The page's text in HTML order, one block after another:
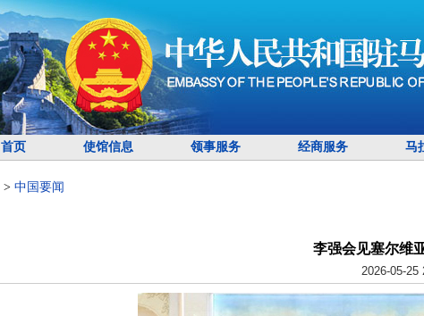
首页 使馆信息 领事服务 经商服务 马
> 中国要闻
李强会见塞尔维
2026-05-25